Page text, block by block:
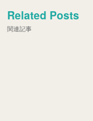
Related Posts
関連記事